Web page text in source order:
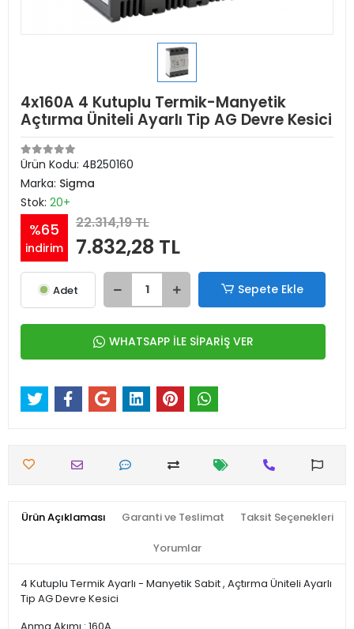
4x160A 4 Kutuplu Termik-Manyetik
Açtırma Üniteli Ayarlı Tip AG Devre Kesici
Ürün Kodu: 4B250160
Marka: Sigma
Stok: 20+
%65
indirim
22.314,19 TL
7.832,28 TL
Adet Sepete Ekle
WHATSAPP İLE SİPARİŞ VER
Ürün Açıklaması Garanti ve Teslimat Taksit Seçenekleri
Yorumlar
4 Kutuplu Termik Ayarlı - Manyetik Sabit , Açtırma Üniteli Ayarlı
Tip AG Devre Kesici